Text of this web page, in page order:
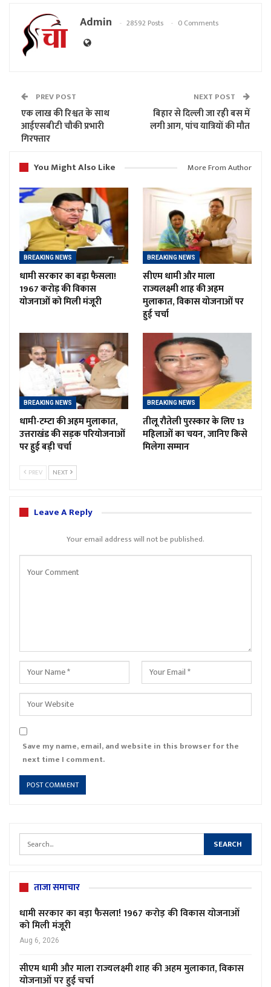
Admin 28592 Posts 0 Comments
PREV POST
एक लाख की रिश्वत के साथ
आईएसबीटी चौकी प्रभारी
गिरफ्तार
NEXT POST
बिहार से दिल्ली जा रही बस में
लगी आग, पांच यात्रियों की मौत
You Might Also Like More From Author
BREAKING NEWS
धामी सरकार का बड़ा फैसला!
1967 करोड़ की विकास
योजनाओं को मिली मंजूरी
BREAKING NEWS
सीएम धामी और माला
राज्यलक्ष्मी शाह की अहम
मुलाकात, विकास योजनाओं पर
हुई चर्चा
BREAKING NEWS
धामी-टम्टा की अहम मुलाकात,
उत्तराखंड की सड़क परियोजनाओं
पर हुई बड़ी चर्चा
BREAKING NEWS
तीलू रौतेली पुरस्कार के लिए 13
महिलाओं का चयन, जानिए किसे
मिलेगा सम्मान
PREV NEXT
Leave A Reply
Your email address will not be published.
Save my name, email, and website in this browser for the
next time I comment.
ताजा समाचार
धामी सरकार का बड़ा फैसला! 1967 करोड़ की विकास योजनाओं
को मिली मंजूरी
Aug 6, 2026
सीएम धामी और माला राज्यलक्ष्मी शाह की अहम मुलाकात, विकास
योजनाओं पर हुई चर्चा